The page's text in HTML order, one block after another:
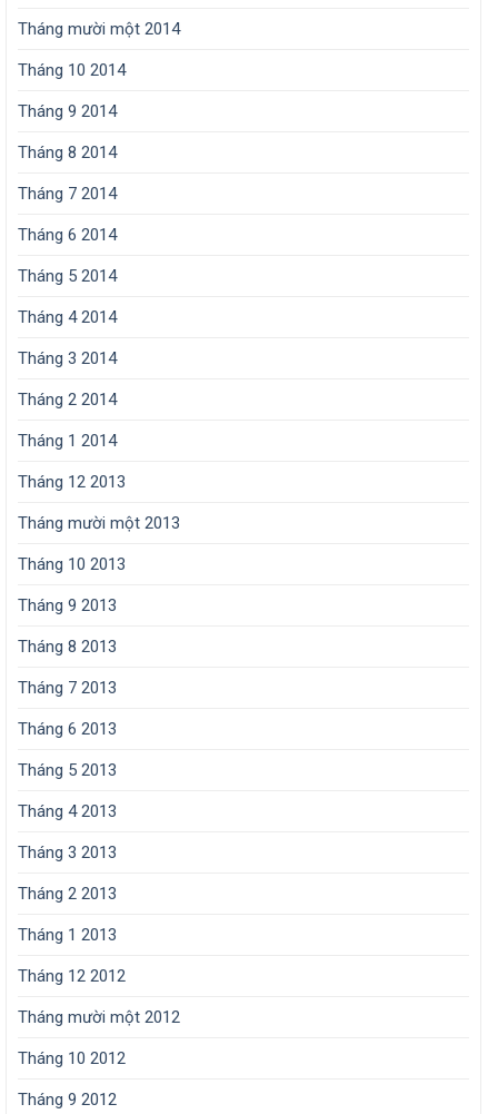
Tháng mười một 2014
Tháng 10 2014
Tháng 9 2014
Tháng 8 2014
Tháng 7 2014
Tháng 6 2014
Tháng 5 2014
Tháng 4 2014
Tháng 3 2014
Tháng 2 2014
Tháng 1 2014
Tháng 12 2013
Tháng mười một 2013
Tháng 10 2013
Tháng 9 2013
Tháng 8 2013
Tháng 7 2013
Tháng 6 2013
Tháng 5 2013
Tháng 4 2013
Tháng 3 2013
Tháng 2 2013
Tháng 1 2013
Tháng 12 2012
Tháng mười một 2012
Tháng 10 2012
Tháng 9 2012